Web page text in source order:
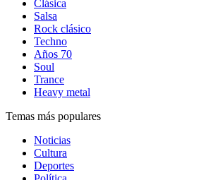
Clásica
Salsa
Rock clásico
Techno
Años 70
Soul
Trance
Heavy metal
Temas más populares
Noticias
Cultura
Deportes